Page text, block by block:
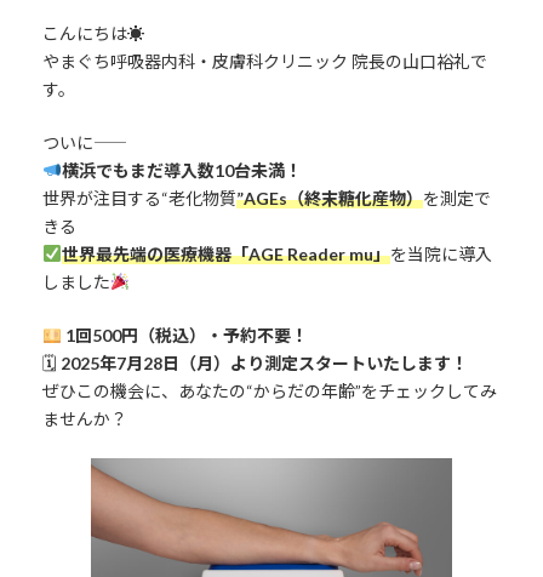
こんにちは☀
やまぐち呼吸器内科・皮膚科クリニック 院長の山口裕礼で
す。
ついに――
横浜でもまだ導入数10台未満！
世界が注目する“老化物質”AGEs（終末糖化産物）を測定で
きる
世界最先端の医療機器「AGE Reader mu」を当院に導入
しました
1回500円（税込）・予約不要！
🗓 2025年7月28日（月）より測定スタートいたします！
ぜひこの機会に、あなたの“からだの年齢”をチェックしてみ
ませんか？